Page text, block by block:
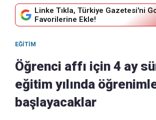
Linke Tıkla, Türkiye Gazetesi'ni
Favorilerine Ekle!
EĞITIM
Öğrenci affı için 4 ay
eğitim yılında
başlayacaklar